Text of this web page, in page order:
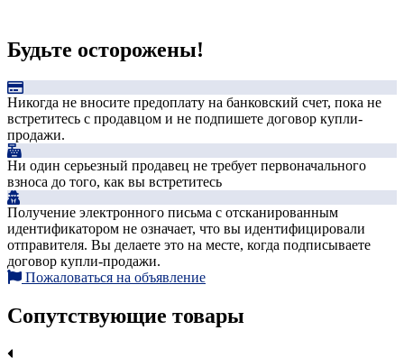
Будьте осторожены!
Никогда не вносите предоплату на банковский счет, пока не
встретитесь с продавцом и не подпишете договор купли-
продажи.
Ни один серьезный продавец не требует первоначального
взноса до того, как вы встретитесь
Получение электронного письма с отсканированным
идентификатором не означает, что вы идентифицировали
отправителя. Вы делаете это на месте, когда подписываете
договор купли-продажи.
Пожаловаться на объявление
Сопутствующие товары